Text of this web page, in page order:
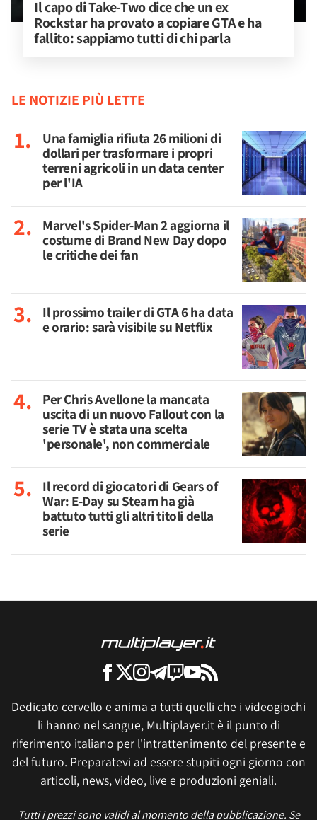
Il capo di Take-Two dice che un ex
Rockstar ha provato a copiare GTA e ha
fallito: sappiamo tutti di chi parla
LE NOTIZIE PIÙ LETTE
Una famiglia rifiuta 26 milioni di
dollari per trasformare i propri
terreni agricoli in un data center
per l'IA
Marvel's Spider-Man 2 aggiorna il
costume di Brand New Day dopo
le critiche dei fan
Il prossimo trailer di GTA 6 ha data
e orario: sarà visibile su Netflix
Per Chris Avellone la mancata
uscita di un nuovo Fallout con la
serie TV è stata una scelta
'personale', non commerciale
Il record di giocatori di Gears of
War: E-Day su Steam ha già
battuto tutti gli altri titoli della
serie
Dedicato cervello e anima a tutti quelli che i videogiochi
li hanno nel sangue, Multiplayer.it è il punto di
riferimento italiano per l'intrattenimento del presente e
del futuro. Preparatevi ad essere stupiti ogni giorno con
articoli, news, video, live e produzioni geniali.
Tutti i prezzi sono validi al momento della pubblicazione. Se